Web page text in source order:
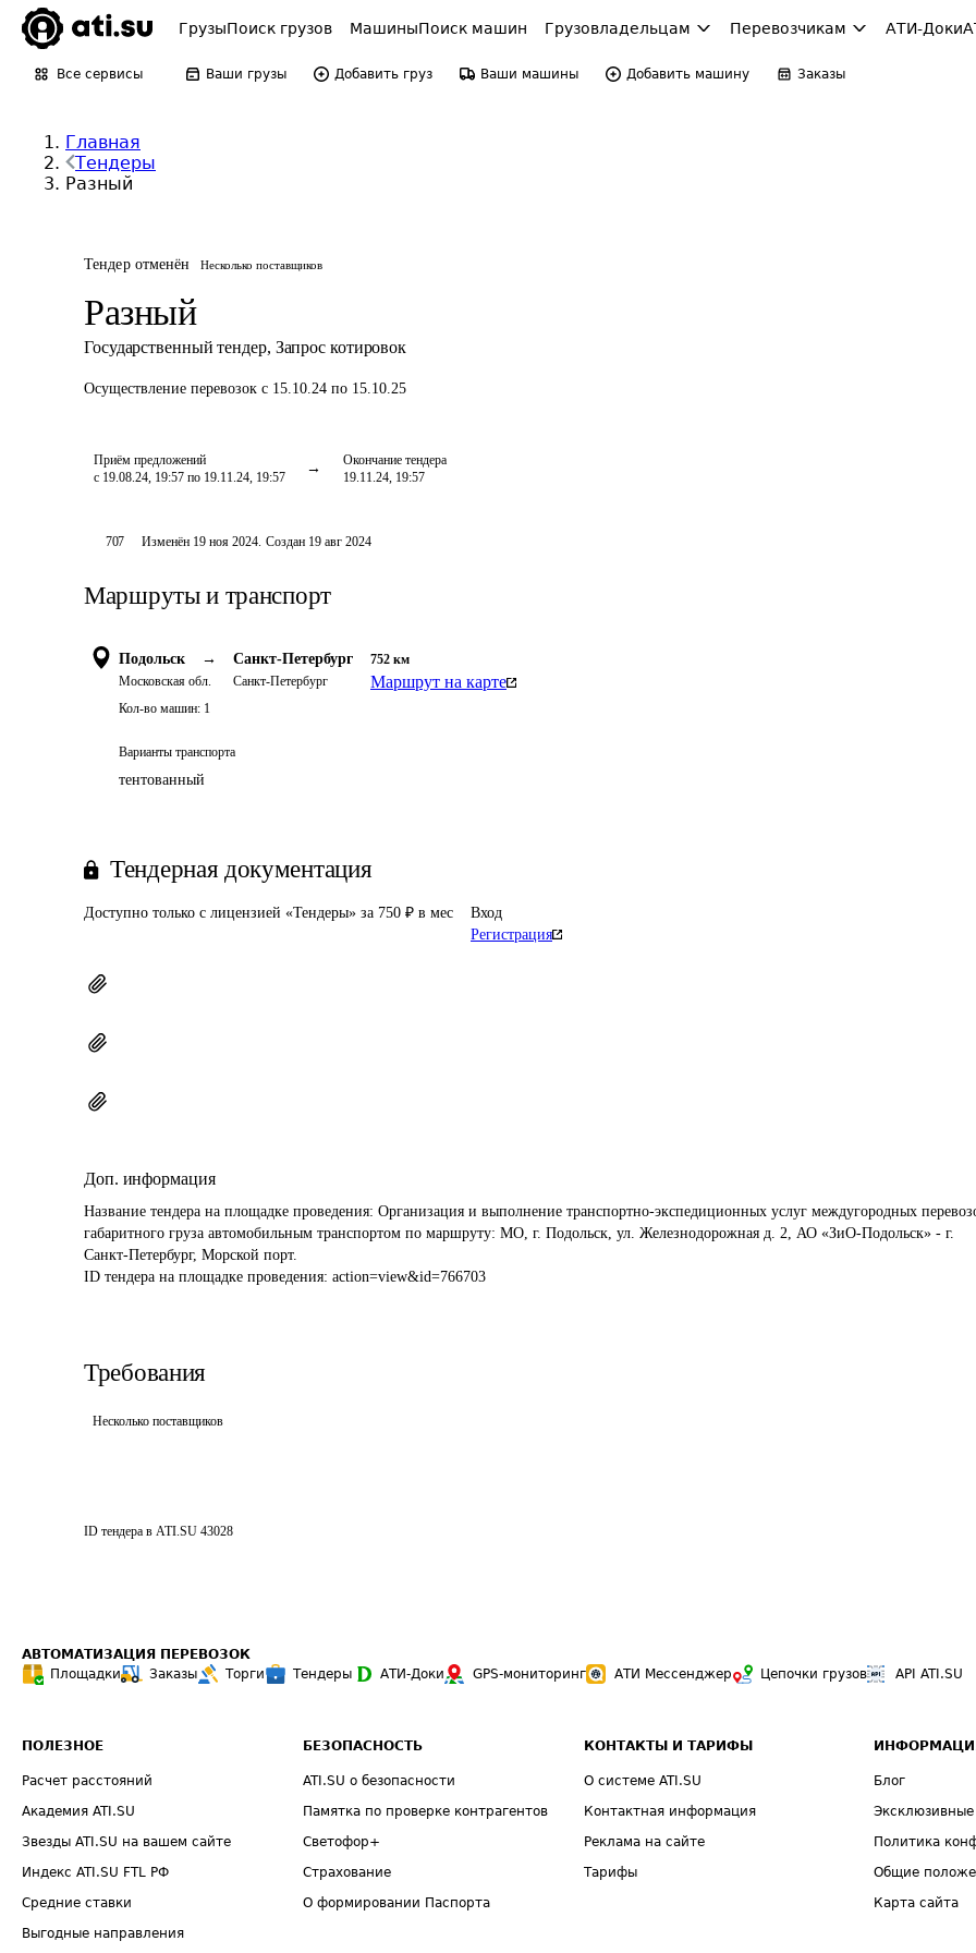
ГрузыПоиск грузов МашиныПоиск машин Грузовладельцам Перевозчикам АТИ-Доки
Все сервисы Ваши грузы Добавить груз Ваши машины Добавить машину Заказы
Главная
Тендеры
Разный
Тендер отменён Несколько поставщиков
Разный
Государственный тендер, Запрос котировок
Осуществление перевозок с 15.10.24 по 15.10.25
Приём предложений
с 19.08.24, 19:57 по 19.11.24, 19:57
Окончание тендера
19.11.24, 19:57
707 Изменён 19 ноя 2024. Создан 19 авг 2024
Маршруты и транспорт
Подольск →
Московская обл.
Санкт-Петербург
Санкт-Петербург
752 км
Маршрут на карте
Кол-во машин: 1
Варианты транспорта
тентованный
Тендерная документация
Доступно только с лицензией «Тендеры» за 750 ₽ в мес
Вход
Регистрация
Доп. информация
Название тендера на площадке проведения: Организация и выполнение транспортно-экспедиционных услуг междугородных
габаритного груза автомобильным транспортом по маршруту: МО, г. Подольск, ул. Железнодорожная д. 2, АО «ЗиО-Подольск» - г.
Санкт-Петербург, Морской порт.
ID тендера на площадке проведения: action=view&id=766703
Требования
Несколько поставщиков
ID тендера в ATI.SU 43028
АВТОМАТИЗАЦИЯ ПЕРЕВОЗОК
Площадки
Заказы Торги Тендеры АТИ-Доки GPS-мониторинг АТИ Мессенджер Цепочки грузов API ATI.SU
ПОЛЕЗНОЕ
Расчет расстояний
Академия ATI.SU
Звезды ATI.SU на вашем сайте
Индекс ATI.SU FTL РФ
Средние ставки
Выгодные направления
БЕЗОПАСНОСТЬ
ATI.SU о безопасности
Памятка по проверке контрагентов
Светофор+
Страхование
О формировании Паспорта
КОНТАКТЫ И ТАРИФЫ
О системе ATI.SU
Контактная информация
Реклама на сайте
Тарифы
Блог
Политика
Общие
Карта сайта